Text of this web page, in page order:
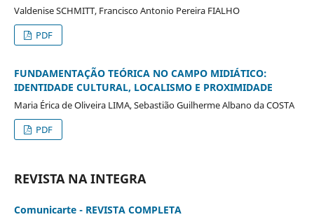
Valdenise SCHMITT, Francisco Antonio Pereira FIALHO
PDF
FUNDAMENTAÇÃO TEÓRICA NO CAMPO MIDIÁTICO:
IDENTIDADE CULTURAL, LOCALISMO E PROXIMIDADE
Maria Érica de Oliveira LIMA, Sebastião Guilherme Albano da COSTA
PDF
REVISTA NA INTEGRA
Comunicarte - REVISTA COMPLETA